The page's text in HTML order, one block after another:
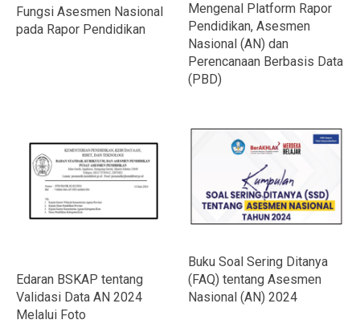
Fungsi Asesmen Nasional
pada Rapor Pendidikan
Mengenal Platform Rapor
Pendidikan, Asesmen
Nasional (AN) dan
Perencanaan Berbasis Data
(PBD)
Edaran BSKAP tentang
Validasi Data AN 2024
Melalui Foto
Buku Soal Sering Ditanya
(FAQ) tentang Asesmen
Nasional (AN) 2024